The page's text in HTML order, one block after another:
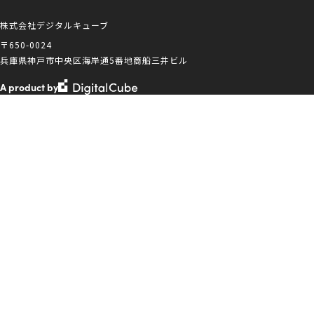
株式会社デジタルキューブ
〒650-0024
兵庫県神戸市中央区海岸通5番地商船三井ビル
A product by